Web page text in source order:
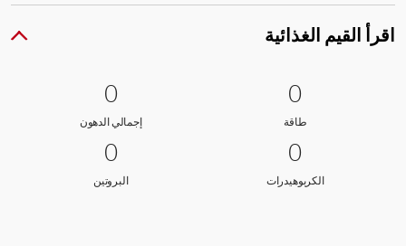
اقرأ القيم الغذائية
0 طاقة
0
0
طاقةطاقة
0 إجمالي الدهون
0
إجمالي الدهونإجمالي الدهون
0 الكربوهيدرات
0
0
الكربوهيدراتالكربوهيدرات
0 البروتين
0
البروتين